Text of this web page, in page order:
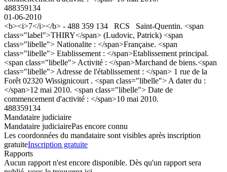
488359134
01-06-2010
<b><i>7</i></b> - 488 359 134 RCS Saint-Quentin. <span
class="label">THIRY</span> (Ludovic, Patrick) <span
class="libelle"> Nationalite : </span>Française. <span
class="libelle"> Etablissement : </span>Etablissement principal.
<span class="libelle"> Activité : </span>Marchand de biens.<span
class="libelle"> Adresse de l'établissement : </span> 1 rue de la
Forêt 02320 Wissignicourt . <span class="libelle"> A dater du :
</span>12 mai 2010. <span class="libelle"> Date de
commencement d'activité : </span>10 mai 2010.
488359134
Mandataire judiciaire
Mandataire judiciairePas encore connu
Les coordonnées du mandataire sont visibles après inscription
gratuiteInscription gratuite
Rapports
Aucun rapport n'est encore disponible. Dès qu'un rapport sera